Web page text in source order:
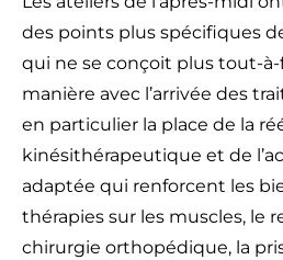
des points plus spécifiques
qui ne se conçoit plus tout-
manière avec l’arrivée des
en particulier la place de la
kinésithérapeutique et de
adaptée qui renforcent les
thérapies sur les muscles, le
chirurgie orthopédique, la